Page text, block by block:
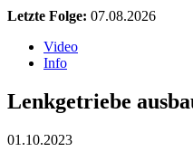
Letzte Folge: 07.08.2026
Video
Info
Lenkgetriebe
01.10.2023